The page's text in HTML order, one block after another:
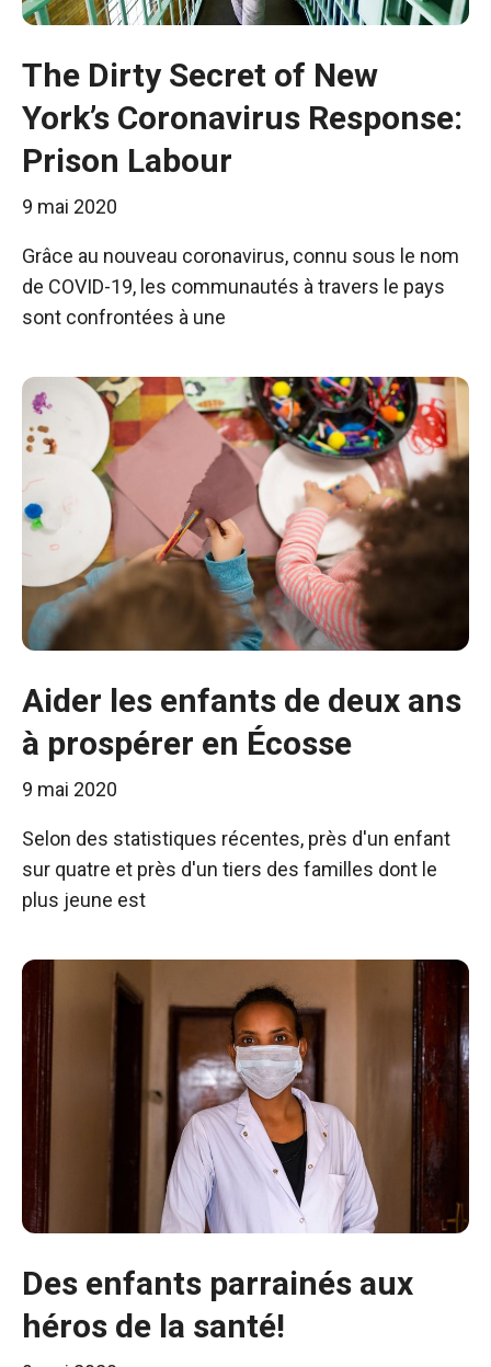
The Dirty Secret of New
York’s Coronavirus Response:
Prison Labour
9 mai 2020
Grâce au nouveau coronavirus, connu sous le nom
de COVID-19, les communautés à travers le pays
sont confrontées à une
Aider les enfants de deux ans
à prospérer en Écosse
9 mai 2020
Selon des statistiques récentes, près d'un enfant
sur quatre et près d'un tiers des familles dont le
plus jeune est
Des enfants parrainés aux
héros de la santé!